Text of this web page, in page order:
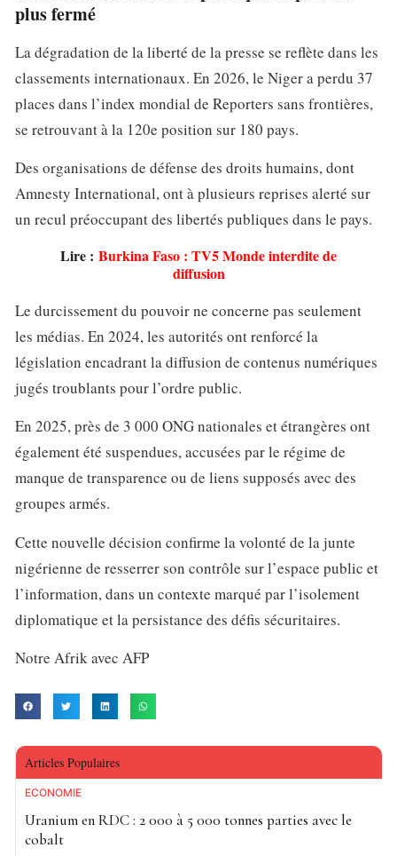
plus fermé
La dégradation de la liberté de la presse se reflète dans les
classements internationaux. En 2026, le Niger a perdu 37
places dans l’index mondial de Reporters sans frontières,
se retrouvant à la 120e position sur 180 pays.
Des organisations de défense des droits humains, dont
Amnesty International, ont à plusieurs reprises alerté sur
un recul préoccupant des libertés publiques dans le pays.
Lire : Burkina Faso : TV5 Monde interdite de
diffusion
Le durcissement du pouvoir ne concerne pas seulement
les médias. En 2024, les autorités ont renforcé la
législation encadrant la diffusion de contenus numériques
jugés troublants pour l’ordre public.
En 2025, près de 3 000 ONG nationales et étrangères ont
également été suspendues, accusées par le régime de
manque de transparence ou de liens supposés avec des
groupes armés.
Cette nouvelle décision confirme la volonté de la junte
nigérienne de resserrer son contrôle sur l’espace public et
l’information, dans un contexte marqué par l’isolement
diplomatique et la persistance des défis sécuritaires.
Notre Afrik avec AFP
Articles Populaires
ECONOMIE
Uranium en RDC : 2 000 à 5 000 tonnes parties avec le
cobalt